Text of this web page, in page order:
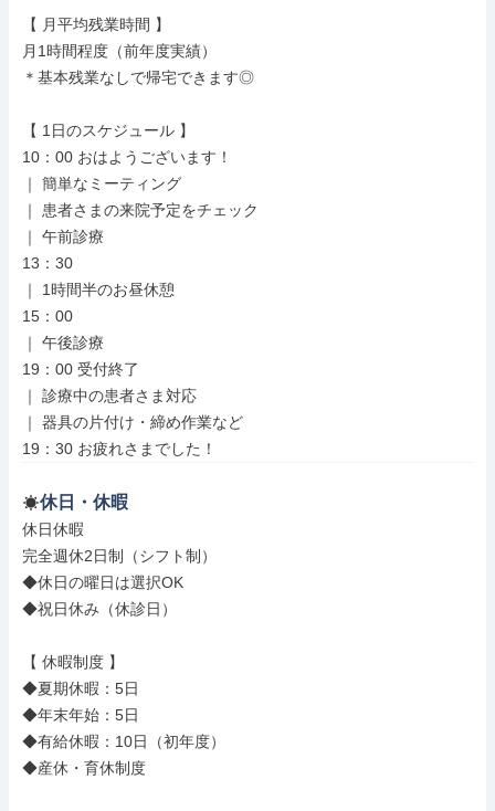
【 月平均残業時間 】
月1時間程度（前年度実績）
＊基本残業なしで帰宅できます◎
【 1日のスケジュール 】
10：00 おはようございます！
｜ 簡単なミーティング
｜ 患者さまの来院予定をチェック
｜ 午前診療
13：30
｜ 1時間半のお昼休憩
15：00
｜ 午後診療
19：00 受付終了
｜ 診療中の患者さま対応
｜ 器具の片付け・締め作業など
19：30 お疲れさまでした！
休日・休暇
休日休暇
完全週休2日制（シフト制）
◆休日の曜日は選択OK
◆祝日休み（休診日）
【 休暇制度 】
◆夏期休暇：5日
◆年末年始：5日
◆有給休暇：10日（初年度）
◆産休・育休制度